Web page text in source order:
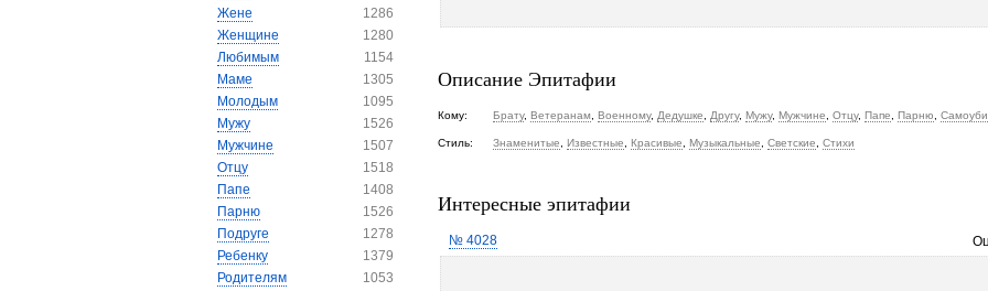
Жене
1286
Женщине
1280
Любимым
1154
Маме
1305
Молодым
1095
Мужу
1526
Мужчине
1507
Отцу
1518
Папе
1408
Парню
1526
Подруге
1278
Ребенку
1379
Родителям
1053
Описание Эпитафии
Кому: Брату, Ветеранам Военному, Дедушке Другу, Мужу, Мужчине Отцу, Папе Парню
Стиль: Знаменитые Известные Красивые Музыкальные Светские Стихи
Интересные эпитафии
№ 4028